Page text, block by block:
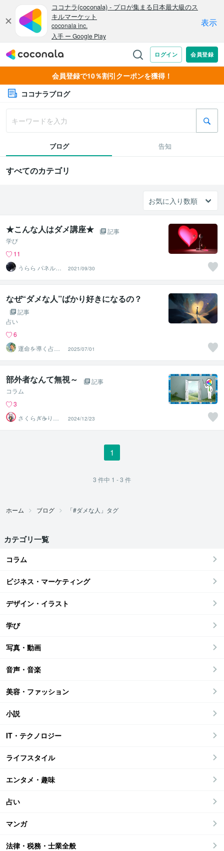
会員登録で10％割引クーポンを獲得！
ココナラブログ
ブログ 告知
すべてのカテゴリ
★こんな人はダメ講座★
記事
学び
11
うらら パネル修
正、宣材写真
2021/09/30
なぜ“ダメな人”ばかり好きになるの？
記事
占い
6
運命を導く占い
師⭐天音⭐ Aman
e
2025/07/01
部外者なんて無視～
記事
コラム
3
さくらぎ☕りょ
う⛎癒やし電話
相談サロン
2024/12/23
1
3 件中 1 - 3 件
ホーム ブログ 「#ダメな人」タグ
カテゴリ一覧
コラム
ビジネス・マーケティング
デザイン・イラスト
学び
写真・動画
音声・音楽
美容・ファッション
小説
IT・テクノロジー
ライフスタイル
エンタメ・趣味
占い
マンガ
法律・税務・士業全般